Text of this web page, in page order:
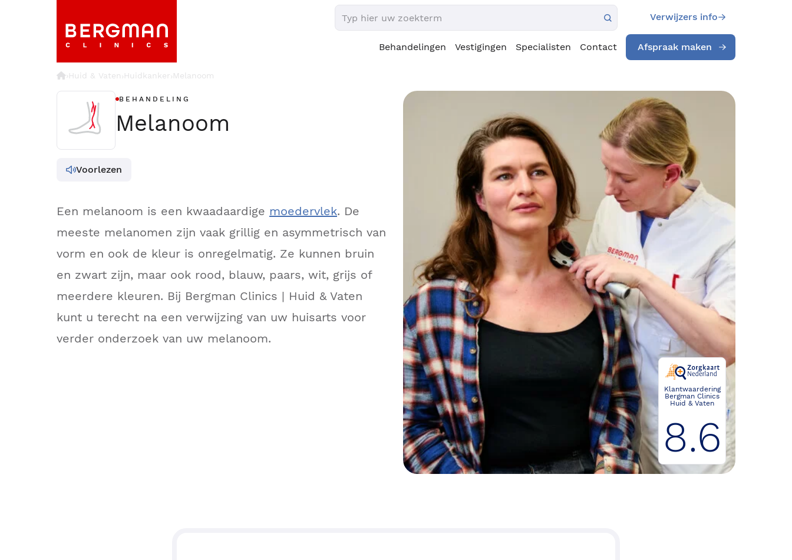
Verwijzers info
Behandelingen Vestigingen Specialisten Contact Afspraak maken
›Huid & Vaten›Huidkanker›Melanoom
BEHANDELING
Melanoom
Voorlezen
Een melanoom is een kwaadaardige moedervlek. De
meeste melanomen zijn vaak grillig en asymmetrisch van
vorm en ook de kleur is onregelmatig. Ze kunnen bruin
en zwart zijn, maar ook rood, blauw, paars, wit, grijs of
meerdere kleuren. Bij Bergman Clinics | Huid & Vaten
kunt u terecht na een verwijzing van uw huisarts voor
verder onderzoek van uw melanoom.
Klantwaardering
Bergman Clinics
Huid & Vaten
8.6